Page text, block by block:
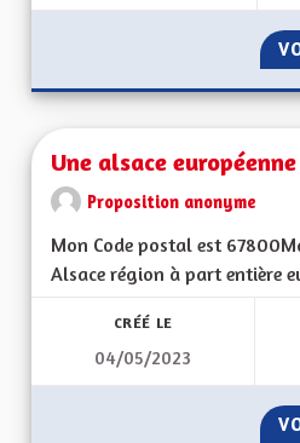
Une alsace européenne
Proposition anonyme
Mon Code postal est
Alsace région à part entière
CRÉÉ LE
04/05/2023